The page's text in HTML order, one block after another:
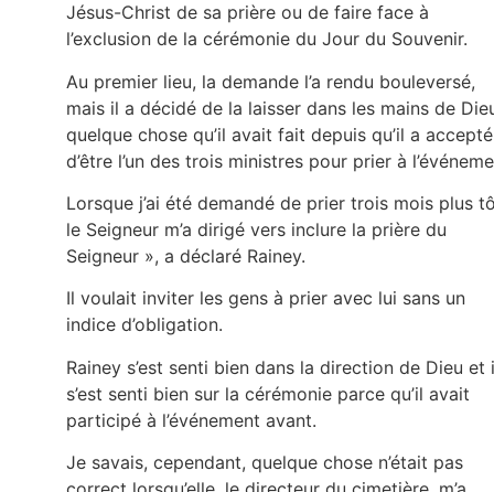
Jésus-Christ de sa prière ou de faire face à
l’exclusion de la cérémonie du Jour du Souvenir.
Au premier lieu, la demande l’a rendu bouleversé,
mais il a décidé de la laisser dans les mains de
quelque chose qu’il avait fait depuis qu’il a accepté
d’être l’un des trois ministres pour prier à
Lorsque j’ai été demandé de prier trois mois plus
le Seigneur m’a dirigé vers inclure la prière du
Seigneur », a déclaré Rainey.
Il voulait inviter les gens à prier avec lui sans un
indice d’obligation.
Rainey s’est senti bien dans la direction de Dieu et
s’est senti bien sur la cérémonie parce qu’il avait
participé à l’événement avant.
Je savais, cependant, quelque chose n’était pas